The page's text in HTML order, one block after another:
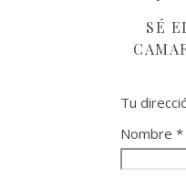
SÉ
Tu
Nombre *